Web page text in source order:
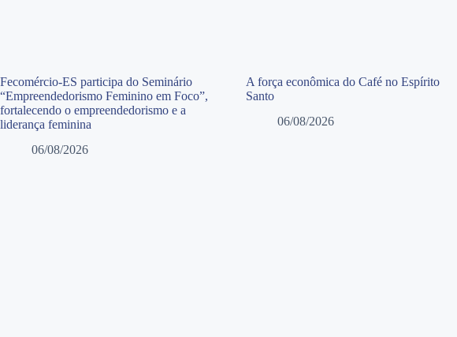
Fecomércio-ES participa do Seminário
“Empreendedorismo Feminino em Foco”,
fortalecendo o empreendedorismo e a
liderança feminina
06/08/2026
A força econômica do Café no Espírito
Santo
06/08/2026